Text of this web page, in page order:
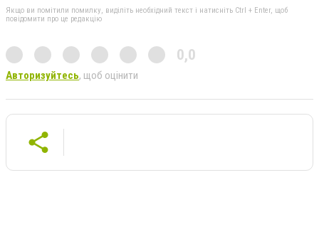
Якщо ви помітили помилку, виділіть необхідний текст і натисніть Ctrl + Enter, щоб
повідомити про це редакцію
0,0
Авторизуйтесь, щоб оцінити